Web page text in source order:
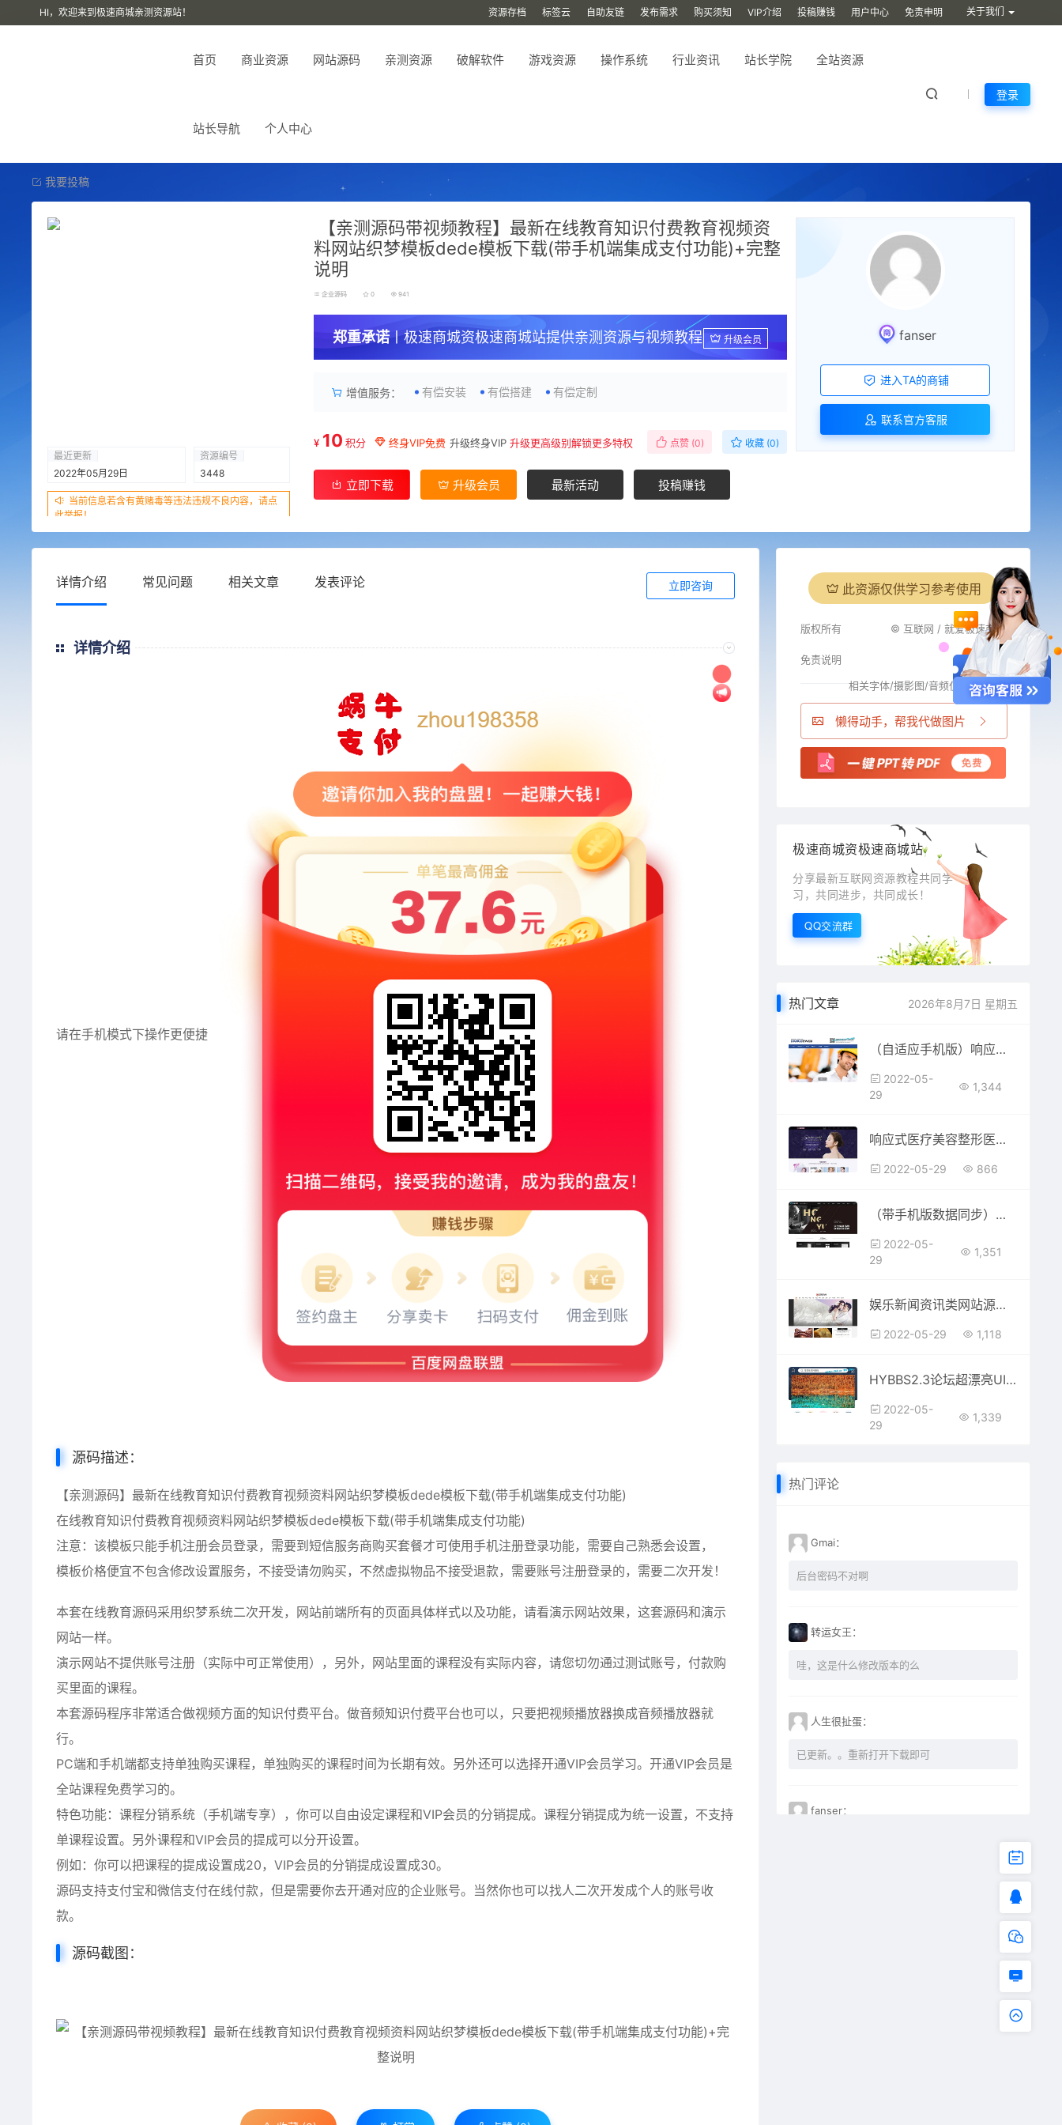
HI，欢迎来到极速商城亲测资源站！ 资源存档 标签云 自助友链 发布需求 购买须知 VIP介绍 投稿赚钱 用户中心 免责申明 关于我们
首页 商业资源 网站源码 亲测资源 破解软件 游戏资源 操作系统 行业资讯 站长学院 全站资源
站长导航 个人中心
登录
我要投稿
最近更新
2022年05月29日
资源编号
3448
当前信息若含有黄赌毒等违法违规不良内容，请点
此举报！
【亲测源码带视频教程】最新在线教育知识付费教育视频资
料网站织梦模板dede模板下载(带手机端集成支付功能)+完整
说明
企业源码 0 941
郑重承诺丨极速商城资极速商城站提供亲测资源与视频教程 升级会员
增值服务： 有偿安装 有偿搭建 有偿定制
¥ 10 积分 终身VIP免费 升级终身VIP 升级更高级别解锁更多特权 点赞 (0) 收藏 (0)
立即下载 升级会员 最新活动 投稿赚钱
fanser
进入TA的商铺
联系官方客服
详情介绍 常见问题 相关文章 发表评论 立即咨询
详情介绍
请在手机模式下操作更便捷
源码描述：
【亲测源码】最新在线教育知识付费教育视频资料网站织梦模板dede模板下载(带手机端集成支付功能)
在线教育知识付费教育视频资料网站织梦模板dede模板下载(带手机端集成支付功能)
注意：该模板只能手机注册会员登录，需要到短信服务商购买套餐才可使用手机注册登录功能，需要自己熟悉会设置，
模板价格便宜不包含修改设置服务，不接受请勿购买，不然虚拟物品不接受退款，需要账号注册登录的，需要二次开发！
本套在线教育源码采用织梦系统二次开发，网站前端所有的页面具体样式以及功能，请看演示网站效果，这套源码和演示
网站一样。
演示网站不提供账号注册（实际中可正常使用），另外，网站里面的课程没有实际内容，请您切勿通过测试账号，付款购
买里面的课程。
本套源码程序非常适合做视频方面的知识付费平台。做音频知识付费平台也可以，只要把视频播放器换成音频播放器就
行。
PC端和手机端都支持单独购买课程，单独购买的课程时间为长期有效。另外还可以选择开通VIP会员学习。开通VIP会员是
全站课程免费学习的。
特色功能：课程分销系统（手机端专享），你可以自由设定课程和VIP会员的分销提成。课程分销提成为统一设置，不支持
单课程设置。另外课程和VIP会员的提成可以分开设置。
例如：你可以把课程的提成设置成20，VIP会员的分销提成设置成30。
源码支持支付宝和微信支付在线付款，但是需要你去开通对应的企业账号。当然你也可以找人二次开发成个人的账号收
款。
源码截图：
此资源仅供学习参考使用
版权所有 © 互联网 / 就爱极速商城
免责说明
相关字体/摄影图/音频仅供参考 i
懒得动手，帮我代做图片
极速商城资极速商城站
分享最新互联网资源教程共同学
习，共同进步，共同成长！
QQ交流群
热门文章 2026年8月7日 星期五
（自适应手机版）响应式外贸网站源码 HTML5蓝色高端简洁外贸企业公司织梦模板
2022-05-
29
1,344
响应式医疗美容整形医院网站模板(自适应手机移动端)
2022-05-29 866
（带手机版数据同步）铝合金门窗定制类网站源码 五金门窗铝合金网站织梦模板
2022-05-
29
1,351
娱乐新闻资讯类网站源码 时尚新闻资讯类网站织梦模板 (带手机版数据同步)
2022-05-29 1,118
HYBBS2.3论坛超漂亮UI界面M-TOUCH V4.0.3多色手机模板+专属插件
2022-05-
29
1,339
热门评论
Gmai：
后台密码不对啊
转运女王：
哇，这是什么修改版本的么
人生很扯蛋：
已更新。。重新打开下载即可
fanser：